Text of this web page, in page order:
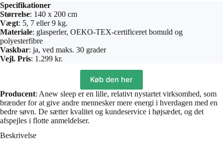
Specifikationer
Størrelse: 140 x 200 cm
Vægt: 5, 7 eller 9 kg.
Materiale: glasperler, OEKO-TEX-certificeret bomuld og
polyesterfibre
Vaskbar: ja, ved maks. 30 grader
Vejl. Pris: 1.299 kr.
Køb den her
Producent: Anew sleep er en lille, relativt nystartet virksomhed, som
brænder for at give andre mennesker mere energi i hverdagen med en
bedre søvn. De sætter kvalitet og kundeservice i højsædet, og det
afspejles i flotte anmeldelser.
Beskrivelse